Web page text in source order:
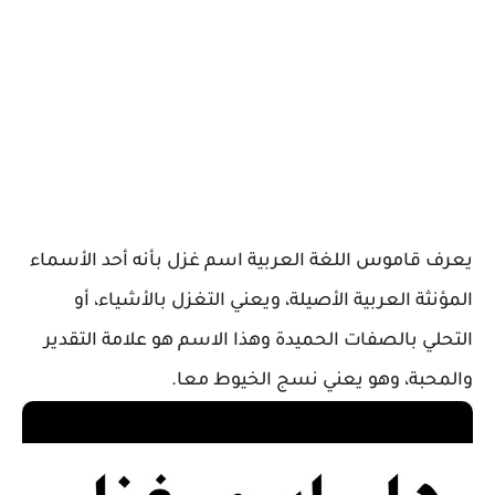
يعرف قاموس اللغة العربية اسم غزل بأنه أحد الأسماء
المؤنثة العربية الأصيلة، ويعني التغزل بالأشياء، أو
التحلي بالصفات الحميدة وهذا الاسم هو علامة التقدير
والمحبة، وهو يعني نسج الخيوط معا.